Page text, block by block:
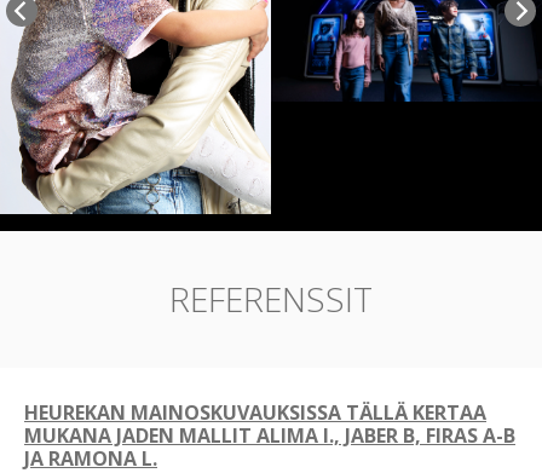
REFERENSSIT
HEUREKAN MAINOSKUVAUKSISSA TÄLLÄ KERTAA
MUKANA JADEN MALLIT ALIMA I., JABER B, FIRAS A-B
JA RAMONA L.